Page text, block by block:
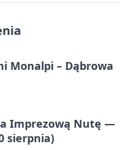
Monalpi – Dąbrowa
Imprezową Nutę —
sierpnia)